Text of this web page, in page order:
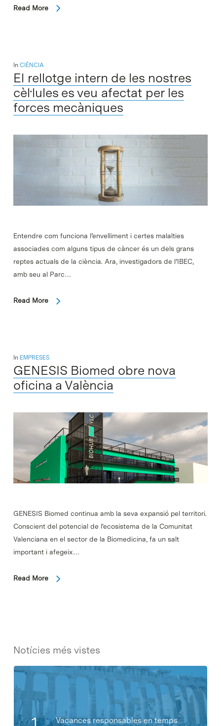
Read More
In CIÈNCIA
El rellotge intern de les nostres
cèl·lules es veu afectat per les
forces mecàniques
Entendre com funciona l’envelliment i certes malalties
associades com alguns tipus de càncer és un dels grans
reptes actuals de la ciència. Ara, investigadors de l’IBEC,
amb seu al Parc…
Read More
In EMPRESES
GENESIS Biomed obre nova
oficina a València
GENESIS Biomed continua amb la seva expansió pel territori.
Conscient del potencial de l'ecosistema de la Comunitat
Valenciana en el sector de la Biomedicina, fa un salt
important i afegeix…
Read More
Notícies més vistes
Vacances responsables en temps